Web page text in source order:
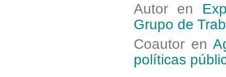
Autor en
Grupo de
Coautor en
políticas